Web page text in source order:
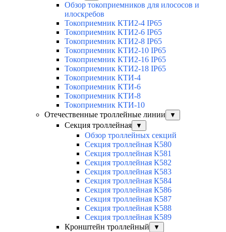
Обзор токоприемников для илососов и
илоскребов
Токоприемник КТИ2-4 IP65
Токоприемник КТИ2-6 IP65
Токоприемник КТИ2-8 IP65
Токоприемник КТИ2-10 IP65
Токоприемник КТИ2-16 IP65
Токоприемник КТИ2-18 IP65
Токоприемник КТИ-4
Токоприемник КТИ-6
Токоприемник КТИ-8
Токоприемник КТИ-10
Отечественные троллейные линии
▼
Секция троллейная ▼
Обзор троллейных секций
Секция троллейная К580
Секция троллейная К581
Секция троллейная К582
Секция троллейная К583
Секция троллейная К584
Секция троллейная К586
Секция троллейная К587
Секция троллейная К588
Секция троллейная К589
Кронштейн троллейный
▼